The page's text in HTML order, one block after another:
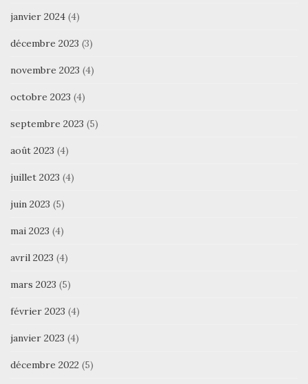
janvier 2024 (4)
décembre 2023 (3)
novembre 2023 (4)
octobre 2023 (4)
septembre 2023 (5)
août 2023 (4)
juillet 2023 (4)
juin 2023 (5)
mai 2023 (4)
avril 2023 (4)
mars 2023 (5)
février 2023 (4)
janvier 2023 (4)
décembre 2022 (5)